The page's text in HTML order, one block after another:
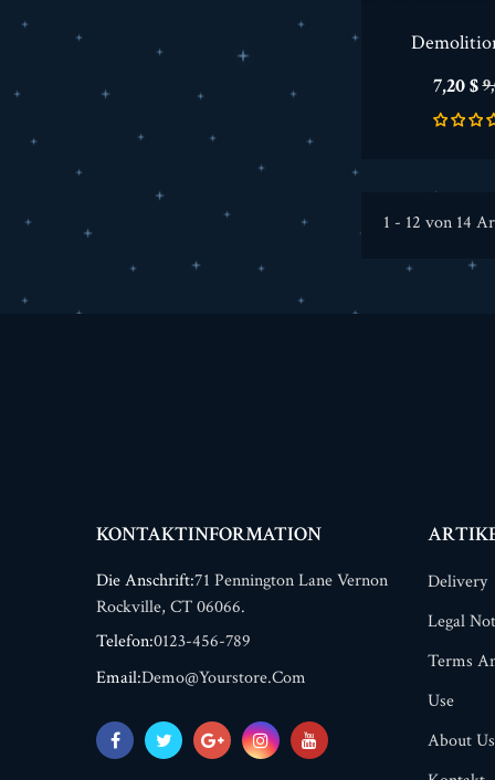
Preis
7,20 $
1 - 12 von 14
KONTAKTINFORMATION
Die Anschrift:71 Pennington Lane Vernon
Rockville, CT 06066.
Telefon:0123-456-789
Email:Demo@yourstore.com
Delivery
Legal
Terms
Use
About Us